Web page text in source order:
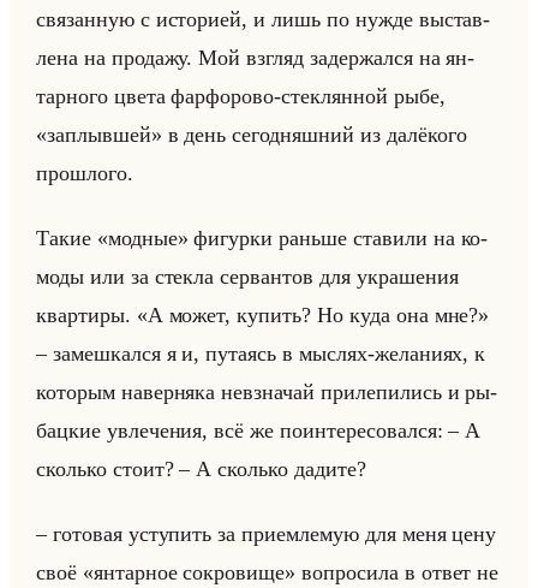
свя­зан­ную с ис­то­ри­ей, и лишь по нужде вы­став­
ле­на на про­да­жу. Мой взгляд за­дер­жал­ся на ян­
тар­но­го цвета фар­фо­ро­во-стек­лян­ной рыбе,
«заплывшей» в день се­го­дняш­ний из да­лё­ко­го
про­шло­го.
Такие «модные» фи­гур­ки раньше ста­ви­ли на ко­
мо­ды или за стек­ла сер­ван­тов для укра­ше­ния
квар­ти­ры. «А может, купить? Но куда она мне?»
– за­меш­кал­ся я и, пу­та­ясь в мыс­лях-же­ла­ни­ях, к
ко­то­рым на­вер­ня­ка невзна­чай при­ле­пи­лись и ры­
бац­кие увле­че­ния, всё же по­ин­те­ре­со­вал­ся: – А
сколько стоит? – А сколько да­ди­те?
– го­то­вая усту­пить за при­ем­ле­мую для меня цену
своё «янтарное сокровище» во­про­си­ла в ответ не